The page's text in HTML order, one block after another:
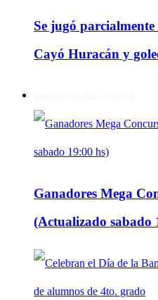
Se jugó
Cayó Huracán y
Ganadores Mega
(Actualizado sabado